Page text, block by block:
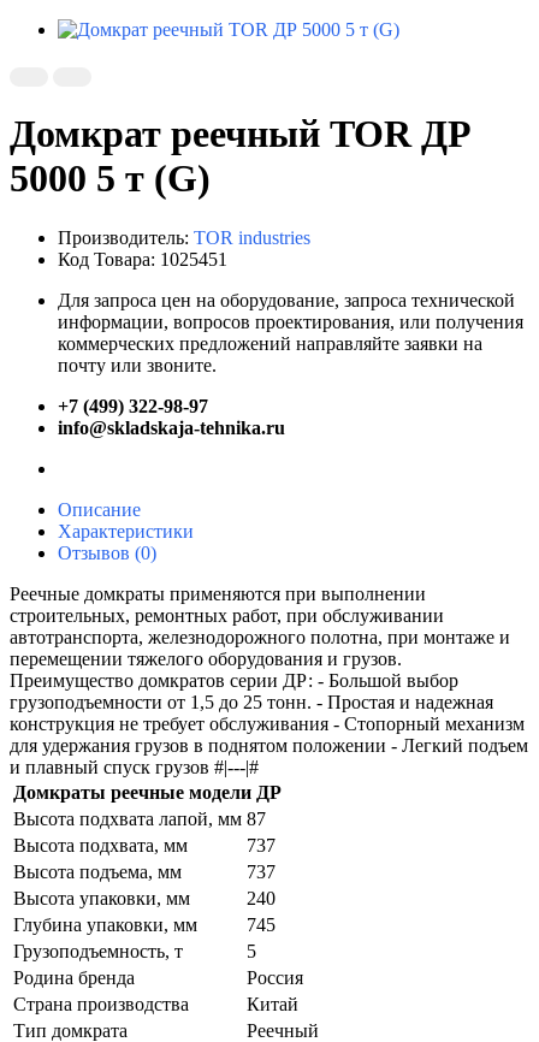
Домкрат реечный TOR ДР
5000 5 т (G)
Производитель: TOR industries
Код Товара: 1025451
Для запроса цен на оборудование, запроса технической
информации, вопросов проектирования, или получения
коммерческих предложений направляйте заявки на
почту или звоните.
+7 (499) 322-98-97
info@skladskaja-tehnika.ru
Описание
Характеристики
Отзывов (0)
Реечные домкраты применяются при выполнении
строительных, ремонтных работ, при обслуживании
автотранспорта, железнодорожного полотна, при монтаже и
перемещении тяжелого оборудования и грузов.
Преимущество домкратов серии ДР: - Большой выбор
грузоподъемности от 1,5 до 25 тонн. - Простая и надежная
конструкция не требует обслуживания - Стопорный механизм
для удержания грузов в поднятом положении - Легкий подъем
и плавный спуск грузов #|---|#
Домкраты реечные модели ДР
Высота подхвата лапой, мм 87
Высота подхвата, мм
737
Высота подъема, мм
737
Высота упаковки, мм
240
Глубина упаковки, мм
745
Грузоподъемность, т
5
Родина бренда
Россия
Страна производства
Китай
Тип домкрата
Реечный